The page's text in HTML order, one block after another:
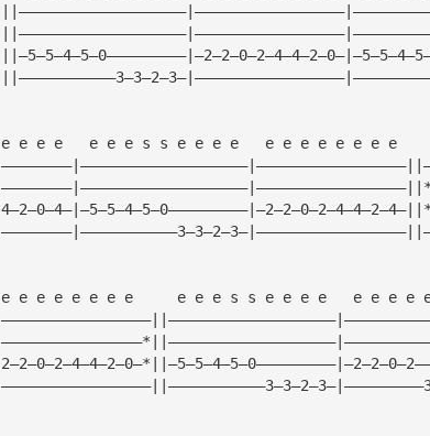
e e e e   e e e s s e e e e   e e e e e e e e
e e e e e e e e     e e e s s e e e e   e e e e